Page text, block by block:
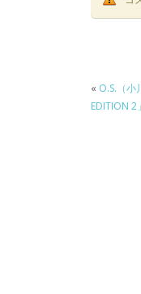
« O.S.（小
EDITION 2